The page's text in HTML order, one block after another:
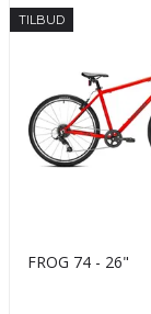
TILBUD
FROG 74 - 26"